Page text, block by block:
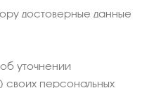
достоверные данные
уточнении
своих персональных